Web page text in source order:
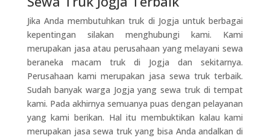
Jika Anda membutuhkan truk di Jogja untuk berbagai
kepentingan silakan menghubungi kami. Kami
merupakan jasa atau perusahaan yang melayani sewa
beraneka macam truk di Jogja dan sekitarnya.
Perusahaan kami merupakan jasa sewa truk terbaik.
Sudah banyak warga Jogja yang sewa truk di tempat
kami. Pada akhirnya semuanya puas dengan pelayanan
yang kami berikan. Hal itu membuktikan kalau kami
merupakan jasa sewa truk yang bisa Anda andalkan di